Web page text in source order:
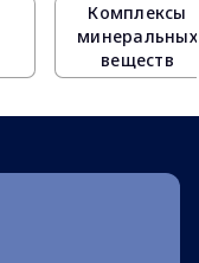
Комплексы
минеральных
веществ